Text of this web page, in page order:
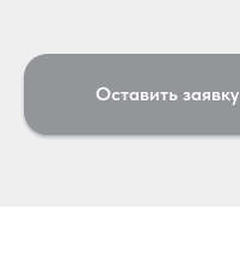
Оставить заявку